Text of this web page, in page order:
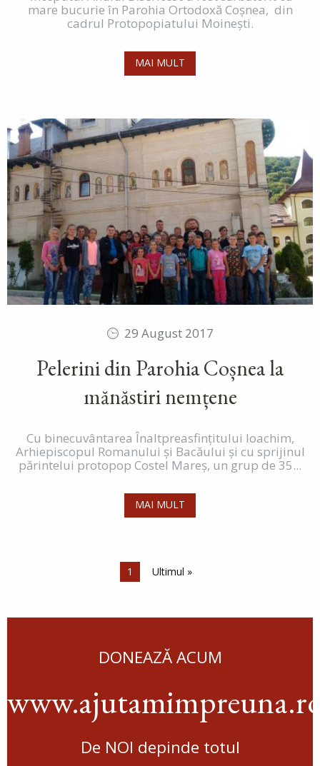
mare bucurie în Parohia Ortodoxă Coșnea, din
cadrul Protopopiatului Moinești.
MAI MULT
29 August 2017
Pelerini din Parohia Coșnea la
mănăstiri nemțene
Cu binecuvântarea Înaltpreasfințitului Ioachim,
Arhiepiscopul Romanului și Bacăului și cu sprijinul
părintelui protopop Costel Mareș, un grup de 35...
MAI MULT
Pagina curentă
1 Ultima pagină
Ultimul »
DONEAZĂ ACUM
De NOI depinde totul